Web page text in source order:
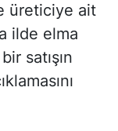
üreticiye ait
ilde elma
satışın